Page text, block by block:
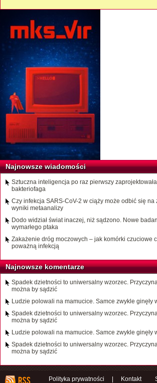
Najnowsze wiadomości
Sztuczna inteligencja po raz pierwszy
bakteriofaga
Czy infekcja SARS-CoV-2 w ciąży może odbić się
wyniki metaanalizy
Dodo widział świat inaczej, niż sądzono. Nowe
wymarłego ptaka
Zakażenie dróg moczowych – jak komórki czuciowe
poważną infekcją
Najnowsze komentarze
Spadek dzietności to uniwersalny wzorzec.
można by sądzić
Ludzie polowali na mamucice. Samce zwykle ginęły
Spadek dzietności to uniwersalny wzorzec.
można by sądzić
Ludzie polowali na mamucice. Samce zwykle ginęły
Spadek dzietności to uniwersalny wzorzec.
można by sądzić
Polityka prywatności Kontakt